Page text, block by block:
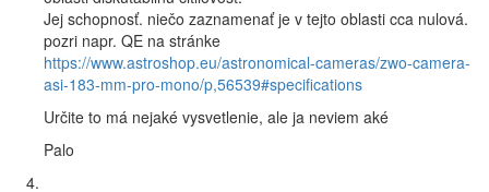
Jej schopnosť. niečo zaznamenať je v tejto oblasti cca nulová.
pozri napr. QE na stránke
https://www.astroshop.eu/astronomical-cameras/zwo-camera-
asi-183-mm-pro-mono/p,56539#specifications
Určite to má nejaké vysvetlenie, ale ja neviem aké
Palo